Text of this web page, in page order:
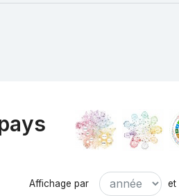
Affichage par et